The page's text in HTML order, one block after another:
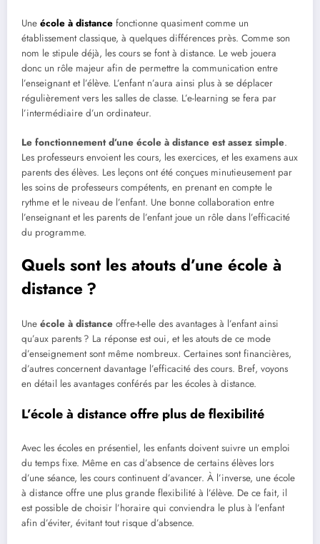
Une école à distance fonctionne quasiment comme un
établissement classique, à quelques différences près. Comme son
nom le stipule déjà, les cours se font à distance. Le web jouera
donc un rôle majeur afin de permettre la communication entre
l’enseignant et l’élève. L’enfant n’aura ainsi plus à se déplacer
régulièrement vers les salles de classe. L’e-learning se fera par
l’intermédiaire d’un ordinateur.
Le fonctionnement d’une école à distance est assez simple.
Les professeurs envoient les cours, les exercices, et les examens aux
parents des élèves. Les leçons ont été conçues minutieusement par
les soins de professeurs compétents, en prenant en compte le
rythme et le niveau de l’enfant. Une bonne collaboration entre
l’enseignant et les parents de l’enfant joue un rôle dans l’efficacité
du programme.
Quels sont les atouts d’une école à
distance ?
Une école à distance offre-t-elle des avantages à l’enfant ainsi
qu’aux parents ? La réponse est oui, et les atouts de ce mode
d’enseignement sont même nombreux. Certaines sont financières,
d’autres concernent davantage l’efficacité des cours. Bref, voyons
en détail les avantages conférés par les écoles à distance.
L’école à distance offre plus de flexibilité
Avec les écoles en présentiel, les enfants doivent suivre un emploi
du temps fixe. Même en cas d’absence de certains élèves lors
d’une séance, les cours continuent d’avancer. À l’inverse, une école
à distance offre une plus grande flexibilité à l’élève. De ce fait, il
est possible de choisir l’horaire qui conviendra le plus à l’enfant
afin d’éviter, évitant tout risque d’absence.